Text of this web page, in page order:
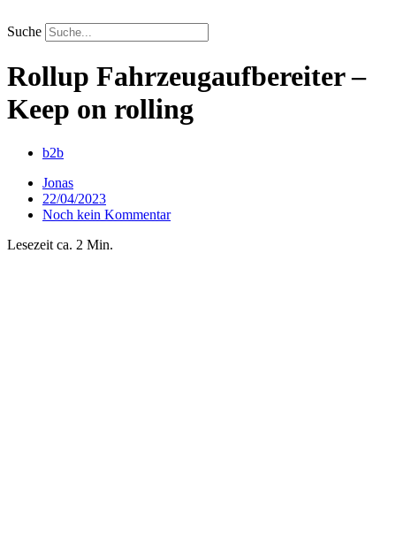
Inhalt
springen
Suche
Rollup Fahrzeugaufbereiter –
Keep on rolling
b2b
Jonas
22/04/2023
Noch kein Kommentar
Lesezeit ca. 2 Min.